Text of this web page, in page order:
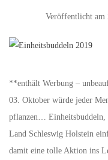
Veröffentlicht am
**enthält Werbung –
03. Oktober würde jeder
pflanzen… Einheitsbuddeln,
Land Schleswig Holstein
damit eine tolle Aktion ins